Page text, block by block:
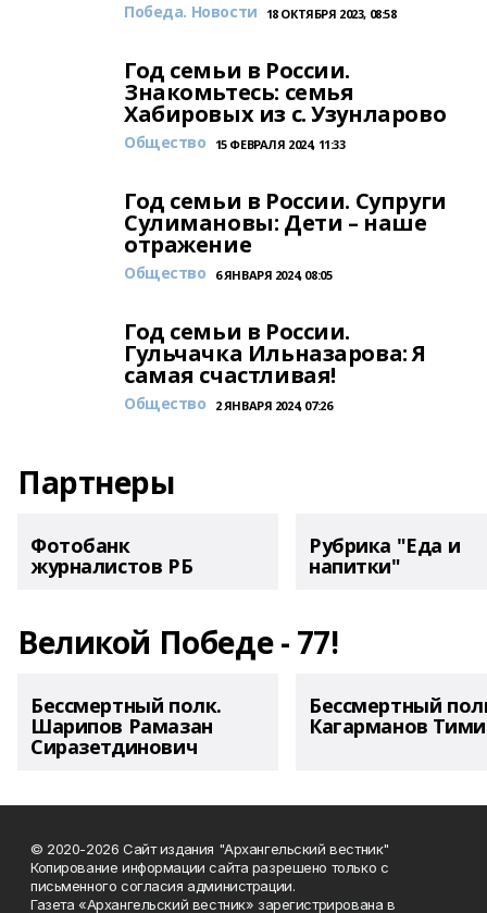
Победа. Новости 18 ОКТЯБРЯ 2023, 08:58
Год семьи в России.
Знакомьтесь: семья
Хабировых из с. Узунларово
Общество 15 ФЕВРАЛЯ 2024, 11:33
Год семьи в России. Супруги
Сулимановы: Дети – наше
отражение
Общество 6 ЯНВАРЯ 2024, 08:05
Год семьи в России.
Гульчачка Ильназарова: Я
самая счастливая!
Общество 2 ЯНВАРЯ 2024, 07:26
Партнеры
Фотобанк
журналистов РБ
Рубрика "Еда и
напитки"
Великой Победе - 77!
Бессмертный полк.
Шарипов Рамазан
Сиразетдинович
Бессмертный
Кагарманов
© 2020-2026 Сайт издания "Архангельский вестник"
Копирование информации сайта разрешено только с
письменного согласия администрации.
Газета «Архангельский вестник» зарегистрирована в